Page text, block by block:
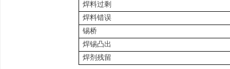
焊料过剩
焊料错误
锡桥
焊锡凸出
焊剂残留